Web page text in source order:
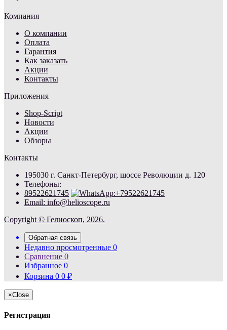
Компания
О компании
Оплата
Гарантия
Как заказать
Акции
Контакты
Приложения
Shop-Script
Новости
Акции
Обзоры
Контакты
195030 г. Санкт-Петербург, шоссе Революции д. 120
Телефоны:
89522621745
Email: info@helioscope.ru
Copyright © Гелиоскоп, 2026.
Обратная связь
Недавно просмотренные 0
Сравнение 0
Избранное 0
Корзина 0 0 ₽
×Close
Регистрация